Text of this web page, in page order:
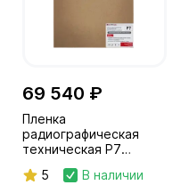
69 540 ₽
Пленка
радиографическая
техническая Р7
5 В наличии